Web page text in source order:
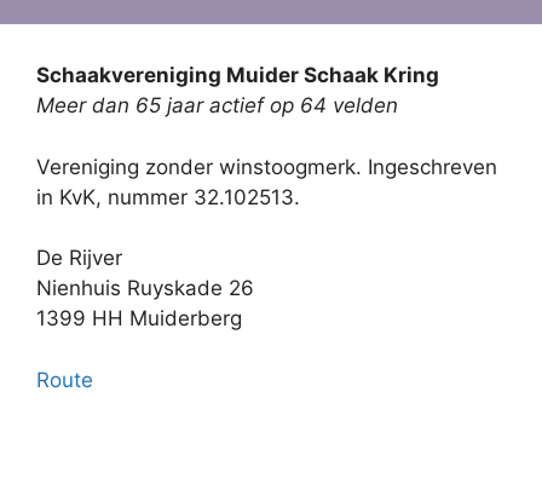
Schaakvereniging Muider Schaak Kring
Meer dan 65 jaar actief op 64 velden
Vereniging zonder winstoogmerk. Ingeschreven
in KvK, nummer 32.102513.
De Rijver
Nienhuis Ruyskade 26
1399 HH Muiderberg
Route